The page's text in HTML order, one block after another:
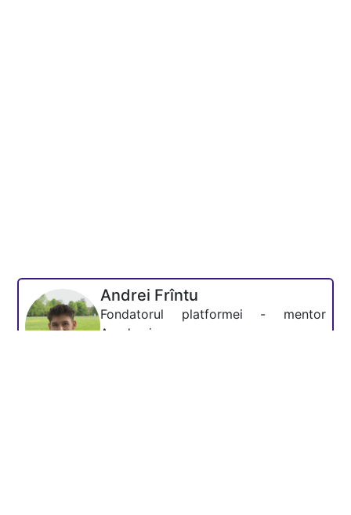
Andrei Frîntu
Fondatorul platformei - mentor
Academia